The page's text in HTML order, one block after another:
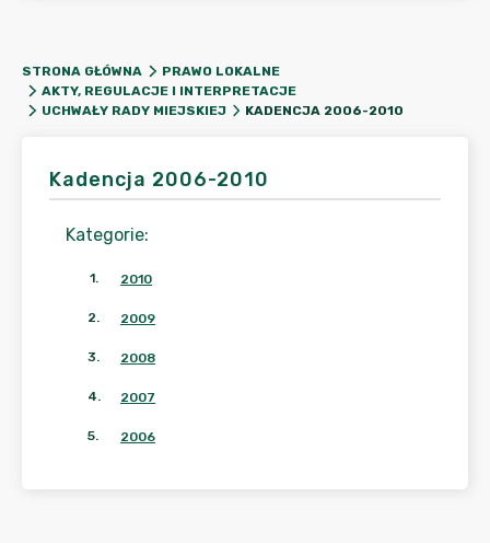
STRONA GŁÓWNA
PRAWO LOKALNE
AKTY, REGULACJE I INTERPRETACJE
UCHWAŁY RADY MIEJSKIEJ
KADENCJA 2006-2010
Kadencja 2006-2010
Kategorie:
1. 2010
2. 2009
3. 2008
4. 2007
5. 2006